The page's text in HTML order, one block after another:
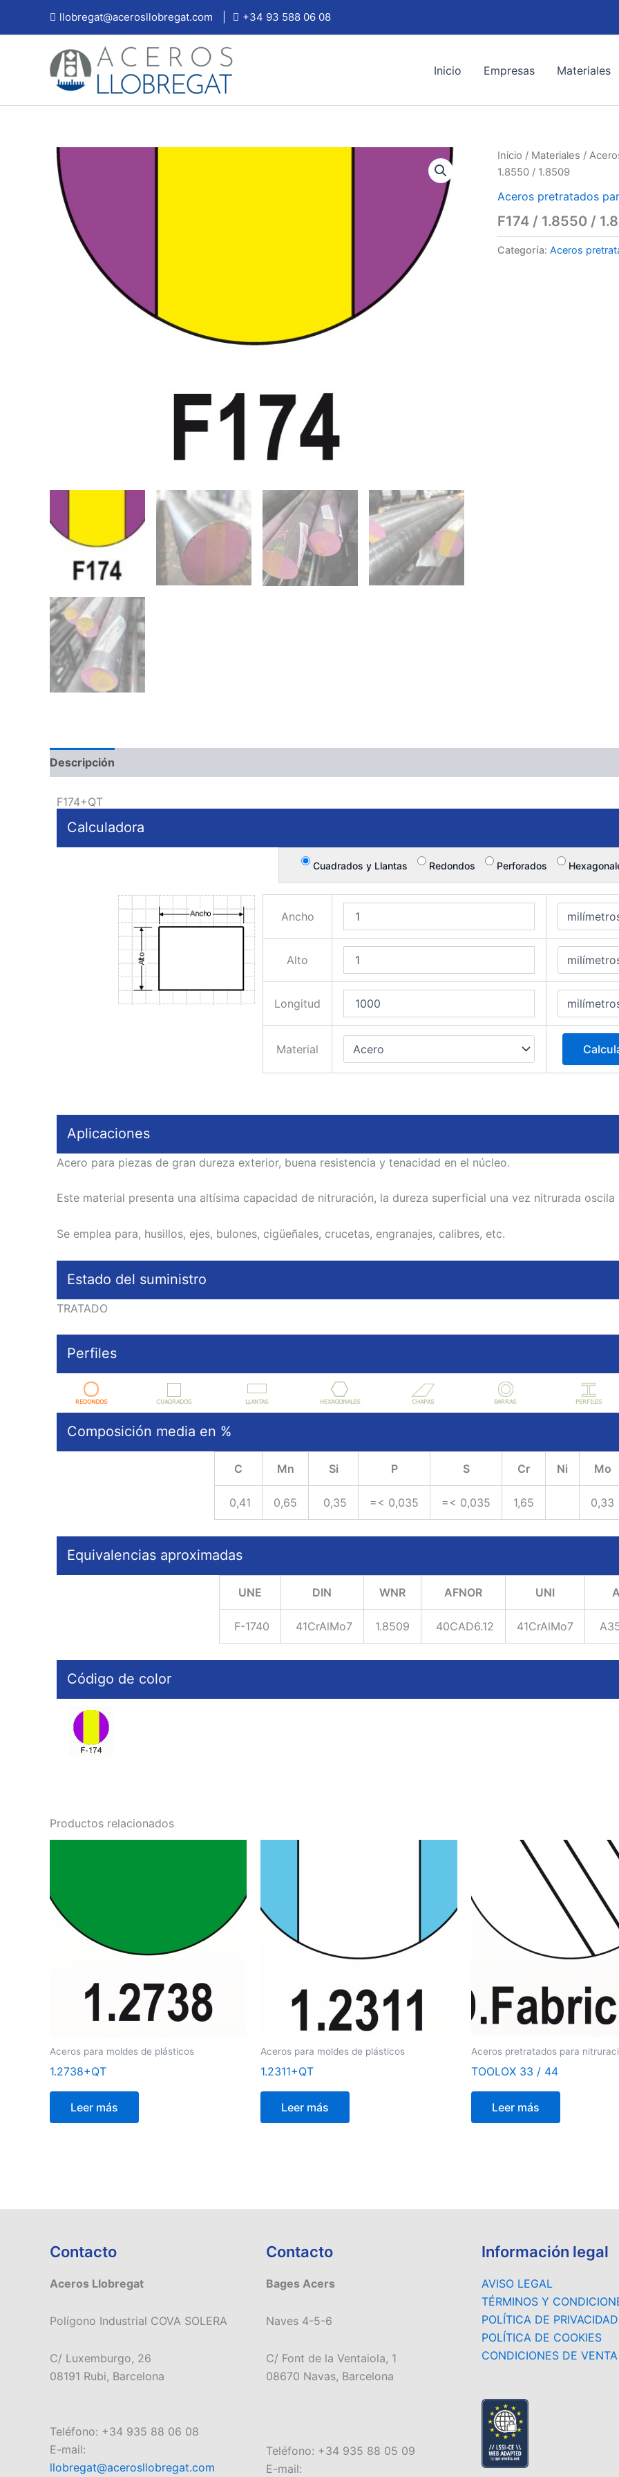
llobregat@acerosllobregat.com +34 93 588 06 08
Inicio Empresas Materiales
Inicio / Materiales /
1.8550 / 1.8509
Aceros pretratados
F174 / 1.8550 /
Categoría: Aceros
Descripción
F174+QT
Calculadora
Cuadrados y Llantas Redondos Perforados
Ancho
Alto
Longitud
Material
Aplicaciones
Acero para piezas de gran dureza exterior, buena resistencia y tenacidad en el núcleo.
Este material presenta una altísima capacidad de nitruración, la dureza superficial una vez nitrurada oscila
Se emplea para, husillos, ejes, bulones, cigüeñales, crucetas, engranajes, calibres, etc.
Estado del suministro
TRATADO
Perfiles
Composición media en %
C Mn Si P S Cr Ni Mo
0,41 0,65 0,35 =< 0,035 =< 0,035 1,65 0,33
Equivalencias aproximadas
UNE DIN WNR AFNOR UNI
F-1740 41CrAlMo7 1.8509 40CAD6.12 41CrAlMo7
Código de color
Productos relacionados
Aceros para moldes de plásticos
1.2738+QT
Leer más
Aceros para moldes de plásticos
1.2311+QT
Leer más
Aceros pretratados para
TOOLOX 33 / 44
Leer más
Contacto
Aceros Llobregat
Polígono Industrial COVA SOLERA
C/ Luxemburgo, 26
08191 Rubi, Barcelona
Teléfono: +34 935 88 06 08
E-mail:
llobregat@acerosllobregat.com
Contacto
Bages Acers
Naves 4-5-6
C/ Font de la Ventaiola, 1
08670 Navas, Barcelona
Teléfono: +34 935 88 05 09
E-mail:
Información legal
AVISO LEGAL
TÉRMINOS Y
POLÍTICA DE PRIVACIDAD
POLÍTICA DE COOKIES
CONDICIONES DE VENTA